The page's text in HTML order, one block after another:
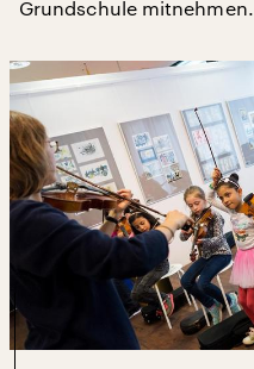
Grundschule mitnehmen.